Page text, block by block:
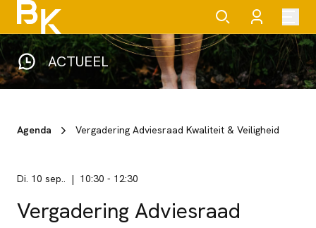
ACTUEEL
Agenda Vergadering Adviesraad Kwaliteit & Veiligheid
di. 10 sep.. 10:30 - 12:30
Vergadering Adviesraad